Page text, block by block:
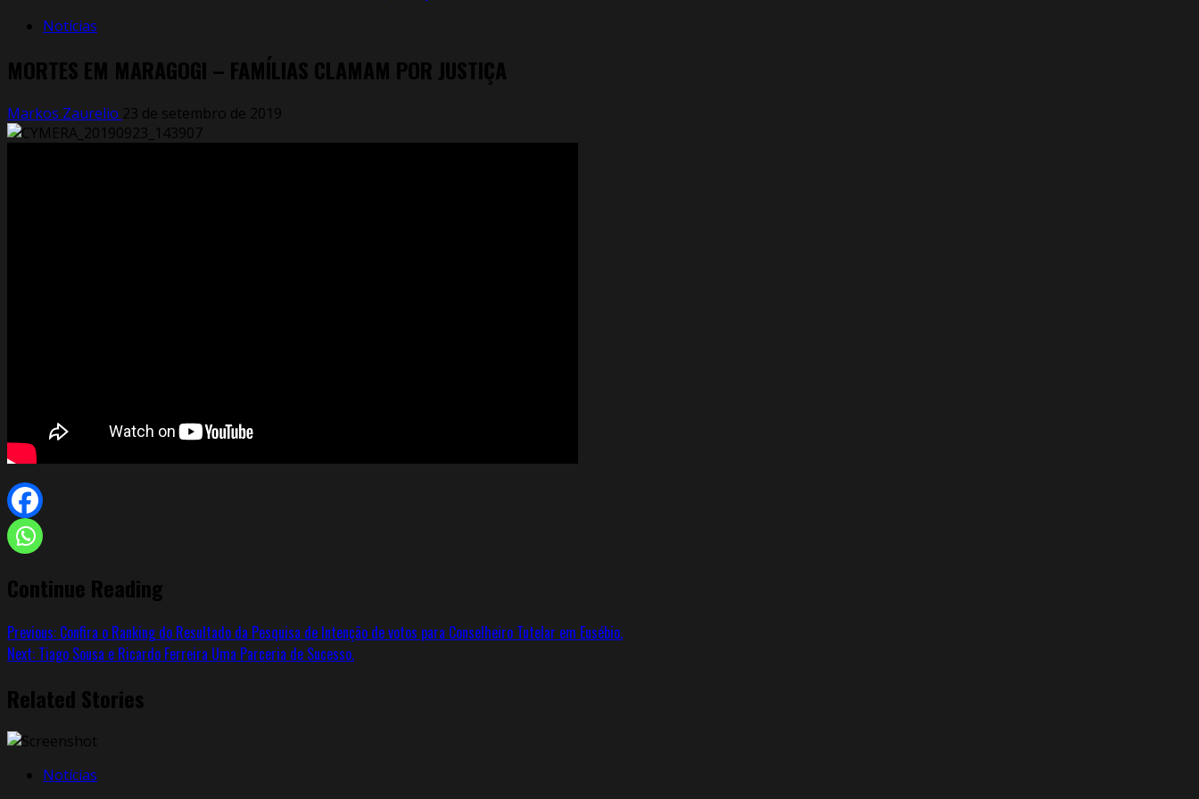
Notícias
MORTES EM MARAGOGI – FAMÍLIAS CLAMAM POR JUSTIÇA
Markos Zaurelio 23 de setembro de 2019
Continue Reading
Previous: Confira o Ranking do Resultado da Pesquisa de Intenção de votos para Conselheiro Tutelar em Eusébio.
Next: Tiago Sousa e Ricardo Ferreira Uma Parceria de Sucesso.
Related Stories
Notícias